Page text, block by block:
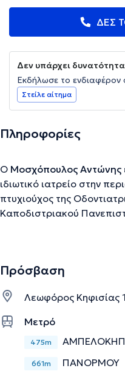
ΔΕΣ
Δεν υπάρχει
Εκδήλωσε το ενδιαφέρον
Στείλε αίτημα
Πληροφορίες
Ο Μοσχόπουλος Αντώνης
ιδιωτικό ιατρείο στην
πτυχιούχος της Οδοντιατρικής Σχολής του Εθνικού και
Καποδιστριακού
εμφυτευματολογία στο
"Αττικόν". Ο ιατρός μέσα
πλήθος συνεδρίων,
στην Ελλάδα και το
πάνω σε θέματα
Πρόσβαση
Λεωφόρος Κηφισίας
Μετρό
475m
661m ΠΑΝΟΡΜΟΥ